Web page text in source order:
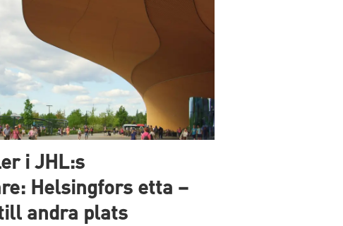
i JHL:s
Helsingfors etta –
andra plats